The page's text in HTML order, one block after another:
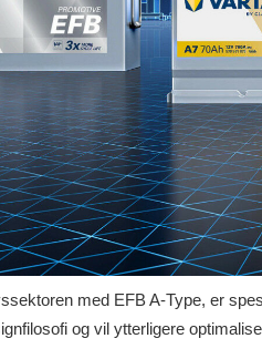
med EFB A-Type, er
og vil ytterligere